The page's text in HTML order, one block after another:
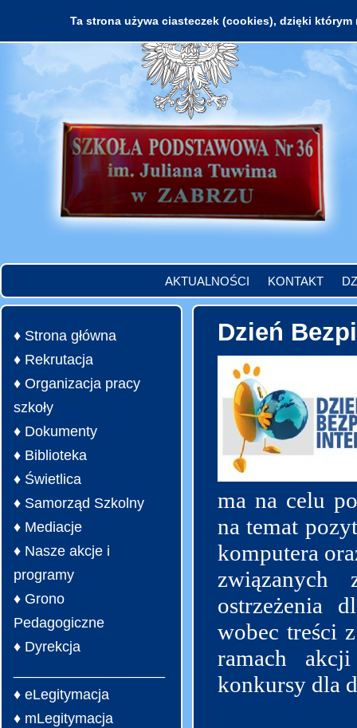
AKTUALNOŚCI KONTAKT
♦ Strona główna
♦ Rekrutacja
♦ Organizacja pracy
szkoły
♦ Dokumenty
♦ Biblioteka
♦ Świetlica
♦ Samorząd Szkolny
♦ Mediacje
♦ Nasze akcje i
programy
♦ Grono
Pedagogiczne
♦ Dyrekcja
♦ eLegitymacja
♦ mLegitymacja
Dzień
ma na celu
na temat
komputera
ostrzeżenia
wobec treści
ramach
konkursy dla
Ta strona używa ciasteczek (cookies), dzięki którym